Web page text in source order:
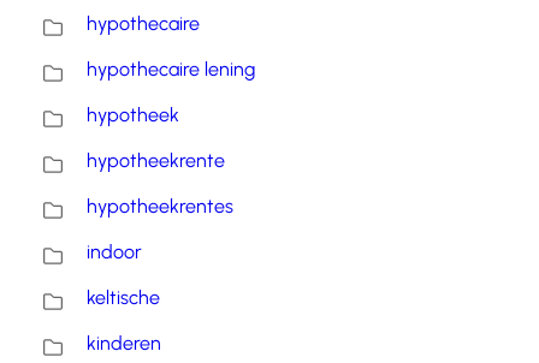
hypothecaire
hypothecaire lening
hypotheek
hypotheekrente
hypotheekrentes
indoor
keltische
kinderen